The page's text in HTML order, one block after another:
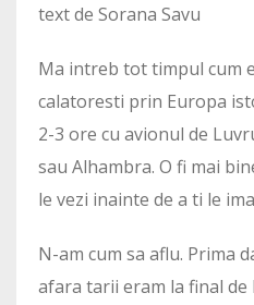
text de Sorana Savu
Ma intreb tot timpul cum
calatoresti prin Europa
2-3 ore cu avionul de
sau Alhambra. O fi mai
le vezi inainte de a ti le
N-am cum sa aflu. Prima
afara tarii eram la final de